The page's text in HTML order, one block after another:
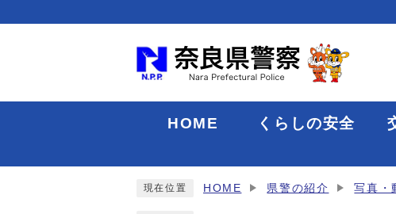
HOME くらしの安全
現在位置 HOME 県警の紹介 写真・